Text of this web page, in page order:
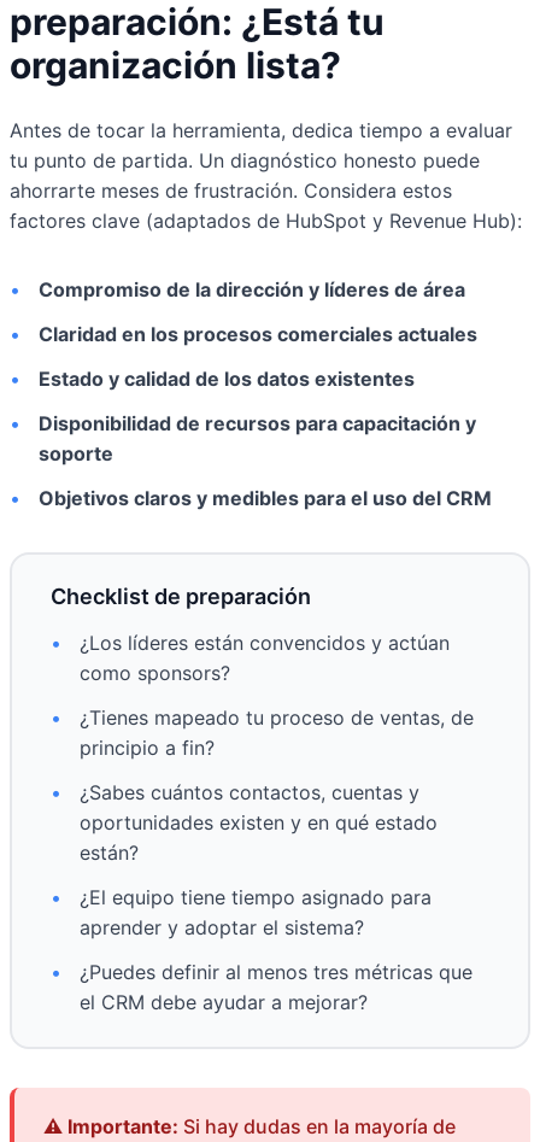
preparación: ¿Está tu
organización lista?
Antes de tocar la herramienta, dedica tiempo a evaluar
tu punto de partida. Un diagnóstico honesto puede
ahorrarte meses de frustración. Considera estos
factores clave (adaptados de HubSpot y Revenue Hub):
•
Compromiso de la dirección y líderes de área
•
Claridad en los procesos comerciales actuales
•
Estado y calidad de los datos existentes
•
Disponibilidad de recursos para capacitación y
soporte
•
Objetivos claros y medibles para el uso del CRM
Checklist de preparación
•
¿Los líderes están convencidos y actúan
como sponsors?
•
¿Tienes mapeado tu proceso de ventas, de
principio a fin?
•
¿Sabes cuántos contactos, cuentas y
oportunidades existen y en qué estado
están?
•
¿El equipo tiene tiempo asignado para
aprender y adoptar el sistema?
•
¿Puedes definir al menos tres métricas que
el CRM debe ayudar a mejorar?
⚠️ Importante: Si hay dudas en la mayoría de